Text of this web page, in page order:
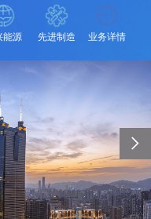
能源 先进制造 业务详情